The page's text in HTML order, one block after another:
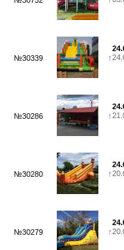
№30339
↑
№30286
↑
№30280
↑
№30279
↑